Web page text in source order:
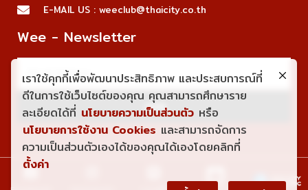
E-MAIL US : weeclub@thaicity.co.th
Wee - Newsletter
JOIN
เราใช้คุกกี้เพื่อพัฒนาประสิทธิภาพ และประสบการณ์ที่
ดีในการใช้เว็บไซต์ของคุณ คุณสามารถศึกษาราย
ละเอียดได้ที่ นโยบายความเป็นส่วนตัว หรือ
นโยบายการใช้งาน Cookies และสามารถจัดการ
ความเป็นส่วนตัวเองได้ของคุณได้เองโดยคลิกที่
ตั้งค่า